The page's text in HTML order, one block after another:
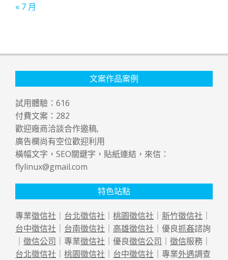
« 7 月
文案作品案例
試用體驗： 616
付費文案： 282
歡迎廠商洽談合作邀稿,
廣告欄尚有空位歡迎利用
橫幅文字，SEO關鍵字，貼紙連結，來信：
flylinux@gmail.com
特色站點
專業徵信社 ｜ 台北徵信社 ｜ 桃園徵信社 ｜ 新竹徵信社 ｜
台中徵信社 ｜ 台南徵信社 ｜ 高雄徵信社 ｜優良抓姦諮詢
｜ 徵信公司 ｜專業徵信社 ｜優良徵信公司 ｜ 徵信服務｜
台北徵信社 ｜ 桃園徵信社 ｜ 台中徵信社 ｜專業外遇調查